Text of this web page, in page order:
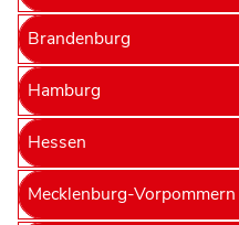
Brandenburg
Hamburg
Hessen
Mecklenburg-Vorpommern